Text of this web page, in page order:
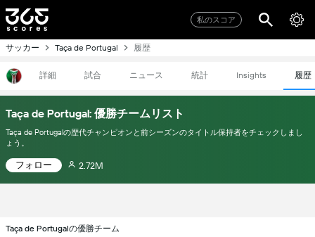
私のスコア
サッカー Taça de Portugal 履歴
詳細 試合 ニュース 統計 Insights 履歴
Taça de Portugal: 優勝チームリスト
Taça de Portugalの歴代チャンピオンと前シーズンのタイトル保持者をチェックしまし
ょう。
フォロー 2.72M
Taça de Portugalの優勝チーム